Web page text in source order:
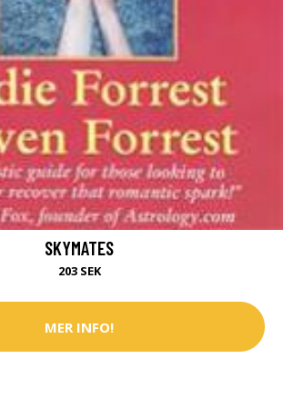
SKYMATES
203 SEK
MER INFO!